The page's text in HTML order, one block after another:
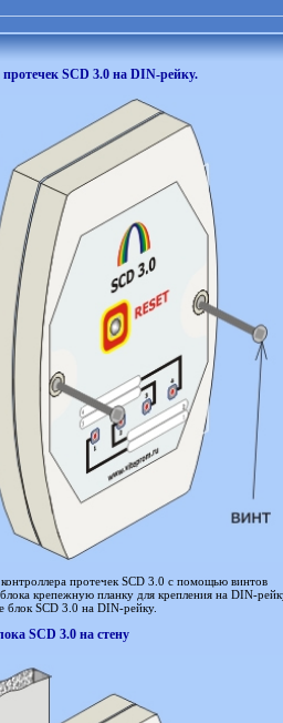
SCD 3.0 на DIN-рейку.
протечек SCD 3.0 с помощью винтов
крепежную планку для крепления на DIN-
блок SCD 3.0 на DIN-рейку.
SCD 3.0 на стену